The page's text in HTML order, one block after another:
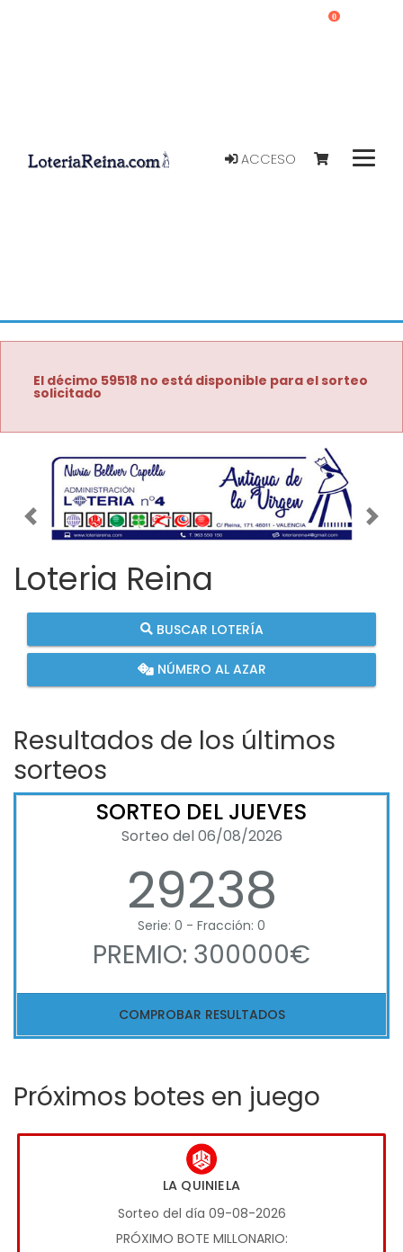
ACCESO
0
El décimo 59518 no está disponible para el sorteo
solicitado
Imagen anterior
Loteria Reina
BUSCAR LOTERÍA
NÚMERO AL AZAR
Resultados de los últimos
sorteos
SORTEO DEL JUEVES
Sorteo del 06/08/2026
29238
Serie: 0 - Fracción: 0
PREMIO: 300000€
COMPROBAR RESULTADOS
Próximos botes en juego
LA QUINIELA
Sorteo del día 09-08-2026
PRÓXIMO BOTE MILLONARIO: